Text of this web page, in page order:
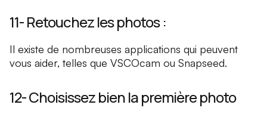
11- Retouchez les photos :
Il existe de nombreuses applications qui peuvent
vous aider, telles que VSCOcam ou Snapseed.
12- Choisissez bien la première photo